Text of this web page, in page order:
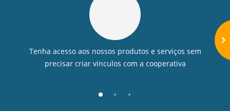
Tenha acesso aos nossos produtos e serviços sem
precisar criar vínculos com a cooperativa